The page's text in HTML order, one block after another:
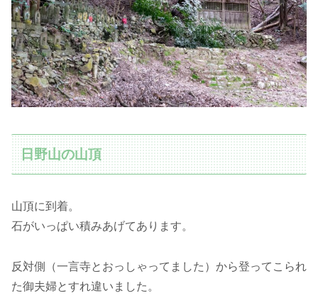
日野山の山頂
山頂に到着。
石がいっぱい積みあげてあります。
反対側（一言寺とおっしゃってました）から登ってこられ
た御夫婦とすれ違いました。